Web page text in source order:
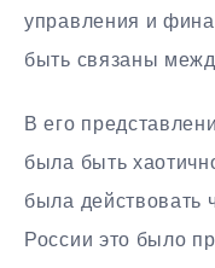
управления и
быть связаны
В его
была быть
была действовать
России это было